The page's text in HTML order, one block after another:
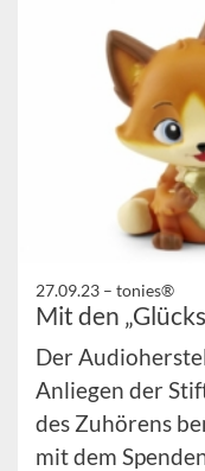
27.09.23 – tonies®
Mit den
Der
Anliegen der
des Zuhörens
mit dem